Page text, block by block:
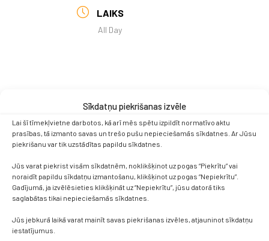
Sīkdatņu piekrišanas izvēle
Lai šī tīmekļvietne darbotos, kā arī mēs spētu izpildīt normatīvo aktu
prasības, tā izmanto savas un trešo pušu nepieciešamās sīkdatnes. Ar Jūsu
piekrišanu var tik uzstādītas papildu sīkdatnes.
Jūs varat piekrist visām sīkdatnēm, noklikšķinot uz pogas “Piekrītu” vai
noraidīt papildu sīkdatņu izmantošanu, klikšķinot uz pogas “Nepiekrītu”.
Gadījumā, ja izvēlēsieties klikšķināt uz “Nepiekrītu”, jūsu datorā tiks
saglabātas tikai nepieciešamās sīkdatnes.
Jūs jebkurā laikā varat mainīt savas piekrišanas izvēles, atjauninot sīkdatņu
iestatījumus.
LAIKS
All Day
Kontakti